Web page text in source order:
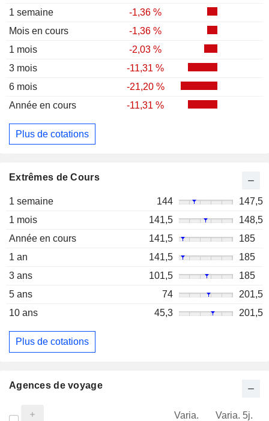
1 semaine
-1,36 %
Mois en cours
-1,36 %
1 mois
-2,03 %
3 mois
-11,31 %
6 mois
-21,20 %
Année en cours
-11,31 %
Plus de cotations
Extrêmes de Cours
1 semaine 144
147,5
1 mois
141,5
148,5
Année en cours
141,5
185
1 an
141,5
185
3 ans
101,5
185
5 ans
74
201,5
10 ans
45,3 201,5
Plus de cotations
Agences de voyage
Varia. Varia. 5j.